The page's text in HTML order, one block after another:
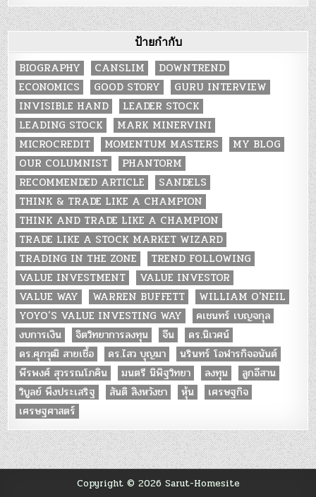
ป้ายกำกับ
BIOGRAPHY CANSLIM
DOWNTREND
ECONOMICS
GOOD STORY
GURU INTERVIEW
INVISIBLE HAND
LEADER STOCK
LEADING STOCK
MARK MINERVINI
MICROCREDIT
MOMENTUM MASTERS
MY BLOG
OUR COLUMNIST
PHANTORM
RECOMMENDED ARTICLE
SANDELS
THINK & TRADE LIKE A CHAMPION
THINK AND TRADE LIKE A CHAMPION
TRADE LIKE A STOCK MARKET WIZARD
TRADING IN THE ZONE
TREND FOLLOWING
VALUE INVESTMENT
VALUE INVESTOR
VALUE WAY
WARREN BUFFETT
WILLIAM O'NEIL
YOYO’S VALUE INVESTING WAY
คเชนทร์ เบญจกุล
งบการเงิน
จิตวิทยาการลงทุน จีน
ดร.นิเวศน์
ดร.ศุภวุฒิ สายเชื้อ
ดร.ไสว บุญมา
นรินทร์ โอฬารกิจอนันต์
พีรพงศ์ สุวรรณโภคิน
มนตรี นิพิฐวิทยา ลงทุน
ลูกอีสาน
วิบูลย์ พึงประเสริฐ
สันติ สิงหวังชา หุ้น
เศรษฐกิจ
เศรษฐศาสตร์
Copyright © 2026 Sarut-Homesite